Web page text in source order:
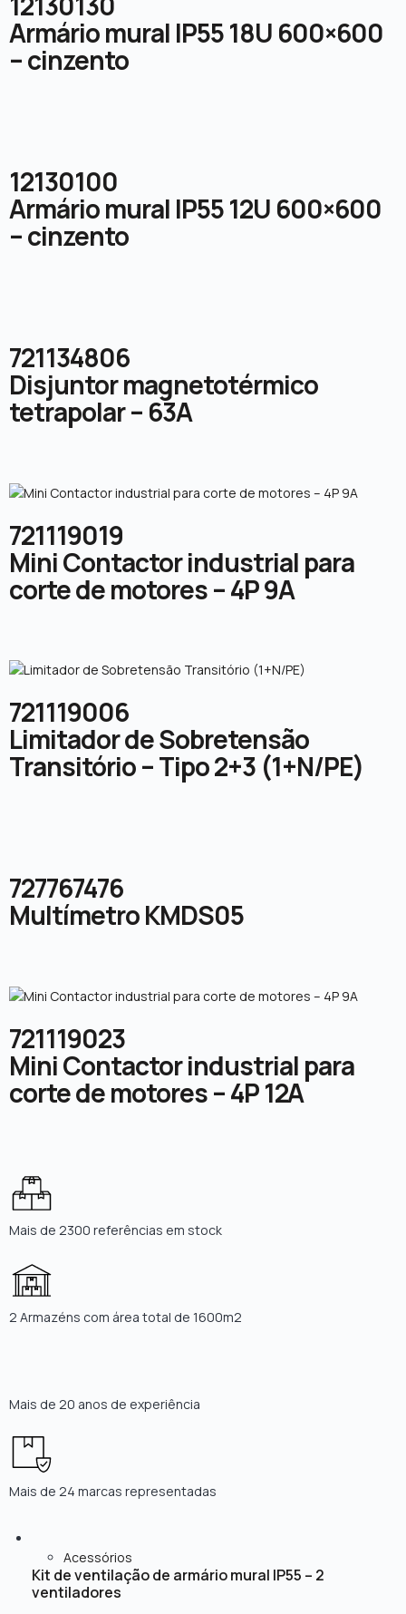
Armário mural IP55 18U 600×600
– cinzento
12130100
Armário mural IP55 12U 600×600
– cinzento
721134806
Disjuntor magnetotérmico
tetrapolar – 63A
721119019
Mini Contactor industrial para
corte de motores – 4P 9A
721119006
Limitador de Sobretensão
Transitório – Tipo 2+3 (1+N/PE)
727767476
Multímetro KMDS05
721119023
Mini Contactor industrial para
corte de motores – 4P 12A
Mais de 2300 referências em stock
2 Armazéns com área total de 1600m2
Mais de 20 anos de experiência
Mais de 24 marcas representadas
Acessórios
Kit de ventilação de armário mural IP55 – 2
ventiladores